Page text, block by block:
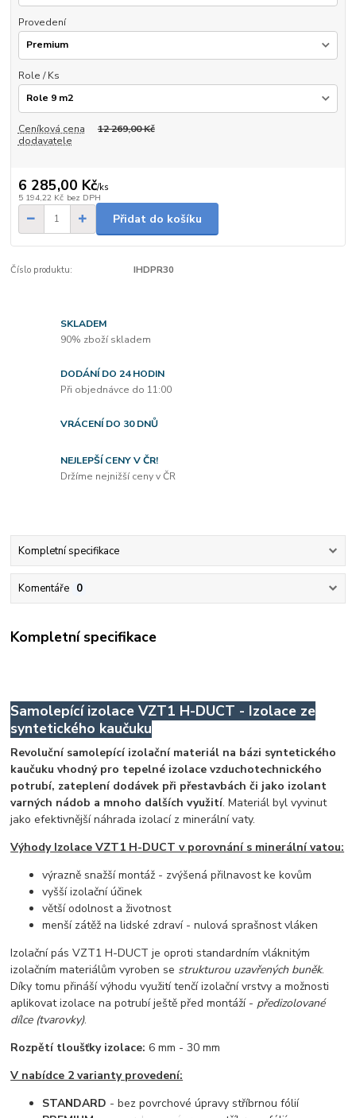
Provedení
Role / Ks
Ceníková cena
dodavatele
12 269,00 Kč
6 285,00 Kč/ks
5 194,22 Kč bez DPH
Přidat do košíku
Číslo produktu: IHDPR30
SKLADEM
90% zboží skladem
DODÁNÍ DO 24 HODIN
Při objednávce do 11:00
VRÁCENÍ DO 30 DNŮ
NEJLEPŠÍ CENY V ČR!
Držíme nejnižší ceny v ČR
Kompletní specifikace
Komentáře 0
Kompletní specifikace
Samolepící izolace VZT1 H-DUCT - Izolace ze
syntetického kaučuku
Revoluční samolepící izolační materiál na bázi syntetického
kaučuku vhodný pro tepelné izolace vzduchotechnického
potrubí, zateplení dodávek při přestavbách či jako izolant
varných nádob a mnoho dalších využití. Materiál byl vyvinut
jako efektivnější náhrada izolací z minerální vaty.
Výhody Izolace VZT1 H-DUCT v porovnání s minerální vatou:
výrazně snažší montáž - zvýšená přilnavost ke kovům
vyšší izolační účinek
větší odolnost a životnost
menší zátěž na lidské zdraví - nulová sprašnost vláken
Izolační pás VZT1 H-DUCT je oproti standardním vláknitým
izolačním materiálům vyroben se strukturou uzavřených buněk.
Díky tomu přináší výhodu využití tenčí izolační vrstvy a možnosti
aplikovat izolace na potrubí ještě před montáží - předizolované
dílce (tvarovky).
Rozpětí tloušťky izolace: 6 mm - 30 mm
V nabídce 2 varianty provedení:
STANDARD - bez povrchové úpravy stříbrnou fólií